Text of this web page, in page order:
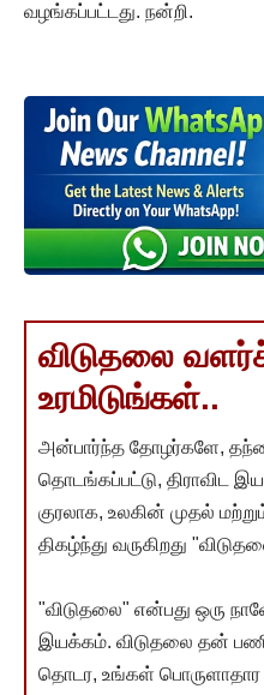
வழங்கப்பட்டது. நன்றி.
விடுதலை
உரமிடுங்கள்..
அன்பார்ந்த தோழர்களே,
தொடங்கப்பட்டு, திராவிட
குரலாக, உலகின் முதல்
திகழ்ந்து வருகிறது
"விடுதலை" என்பது ஒரு
இயக்கம். விடுதலை தன்
தொடர, உங்கள் பொருளாதார